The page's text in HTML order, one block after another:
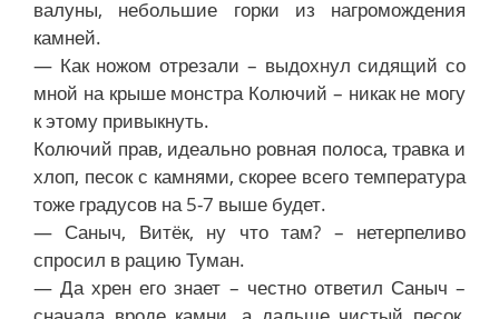
валуны, небольшие горки из нагромождения
камней.
— Как ножом отрезали – выдохнул сидящий со
мной на крыше монстра Колючий – никак не могу
к этому привыкнуть.
Колючий прав, идеально ровная полоса, травка и
хлоп, песок с камнями, скорее всего температура
тоже градусов на 5-7 выше будет.
— Саныч, Витёк, ну что там? – нетерпеливо
спросил в рацию Туман.
— Да хрен его знает – честно ответил Саныч –